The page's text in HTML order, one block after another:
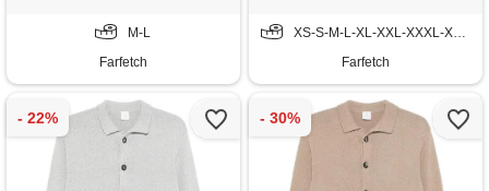
M-L
Farfetch
XS-S-M-L-XL-XXL-XXXL-XXXXL
Farfetch